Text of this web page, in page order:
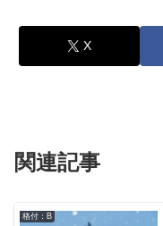
X
関連記事
格付：B